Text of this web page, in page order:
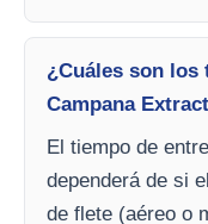
¿Cuáles son los
Campana
El tiempo de
dependerá de si
de flete (aéreo o